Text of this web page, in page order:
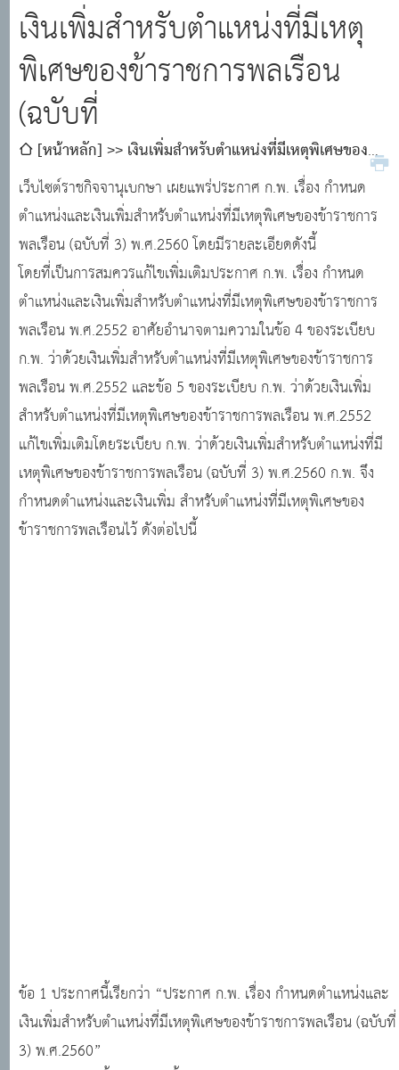
เงินเพิ่มสำหรับตำแหน่งที่มีเหตุ
พิเศษของข้าราชการพลเรือน
(ฉบับที่
[หน้าหลัก]
เงินเพิ่มสำหรับตำแหน่งที่มีเหตุพิเศษของ
ข้าราชการพลเรือน (ฉบับที่
เว็บไซต์ราชกิจจานุเบกษา เผยแพร่ประกาศ ก.พ. เรื่อง กำหนด
ตำแหน่งและเงินเพิ่มสำหรับตำแหน่งที่มีเหตุพิเศษของข้าราชการ
พลเรือน (ฉบับที่ 3) พ.ศ.2560 โดยมีรายละเอียดดังนี้
โดยที่เป็นการสมควรแก้ไขเพิ่มเติมประกาศ ก.พ. เรื่อง กำหนด
ตำแหน่งและเงินเพิ่มสำหรับตำแหน่งที่มีเหตุพิเศษของข้าราชการ
พลเรือน พ.ศ.2552 อาศัยอำนาจตามความในข้อ 4 ของระเบียบ
ก.พ. ว่าด้วยเงินเพิ่มสำหรับตำแหน่งที่มีเหตุพิเศษของข้าราชการ
พลเรือน พ.ศ.2552 และข้อ 5 ของระเบียบ ก.พ. ว่าด้วยเงินเพิ่ม
สำหรับตำแหน่งที่มีเหตุพิเศษของข้าราชการพลเรือน พ.ศ.2552
แก้ไขเพิ่มเติมโดยระเบียบ ก.พ. ว่าด้วยเงินเพิ่มสำหรับตำแหน่งที่มี
เหตุพิเศษของข้าราชการพลเรือน (ฉบับที่ 3) พ.ศ.2560 ก.พ. จึง
กำหนดตำแหน่งและเงินเพิ่ม สำหรับตำแหน่งที่มีเหตุพิเศษของ
ข้าราชการพลเรือนไว้ ดังต่อไปนี้
ข้อ 1 ประกาศนี้เรียกว่า “ประกาศ ก.พ. เรื่อง กำหนดตำแหน่งและ
เงินเพิ่มสำหรับตำแหน่งที่มีเหตุพิเศษของข้าราชการพลเรือน (ฉบับที่
3) พ.ศ.2560”